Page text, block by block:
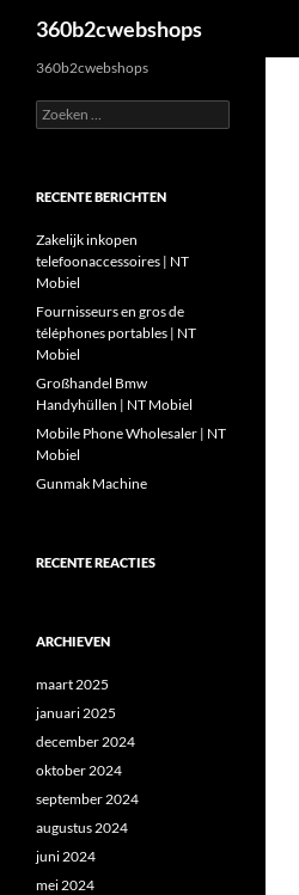
360b2cwebshops
360b2cwebshops
Zoeken
naar:
RECENTE BERICHTEN
Zakelijk inkopen
telefoonaccessoires | NT
Mobiel
Fournisseurs en gros de
téléphones portables | NT
Mobiel
Großhandel Bmw
Handyhüllen | NT Mobiel
Mobile Phone Wholesaler | NT
Mobiel
Gunmak Machine
RECENTE REACTIES
ARCHIEVEN
maart 2025
januari 2025
december 2024
oktober 2024
september 2024
augustus 2024
juni 2024
mei 2024